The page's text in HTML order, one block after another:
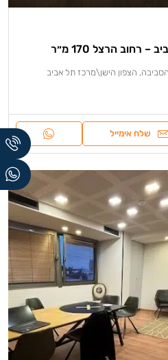
הרצל 170 מ״ר
הצפון הישן\מרכז תל אביב
שלח אימייל